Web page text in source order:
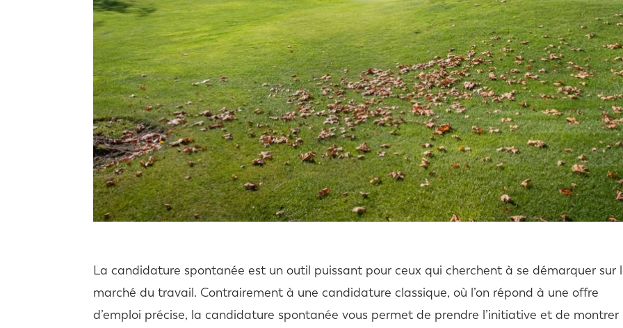
La candidature spontanée est un outil puissant pour ceux qui cherchent à se démarquer sur
marché du travail. Contrairement à une candidature classique, où l’on répond à une offre
d’emploi précise, la candidature spontanée vous permet de prendre l’initiative et de montrer